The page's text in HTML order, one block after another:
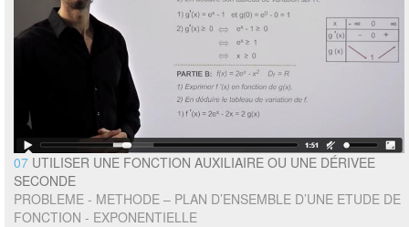
07 UTILISER UNE FONCTION AUXILIAIRE OU UNE DÉRIVEE
SECONDE
PROBLEME - METHODE – PLAN D’ENSEMBLE D’UNE ETUDE DE
FONCTION - EXPONENTIELLE